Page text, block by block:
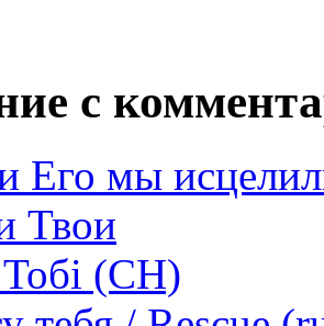
с
Его мы
Твои
(СН)